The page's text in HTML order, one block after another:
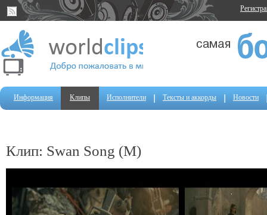
Информация Клипы Исполнители Тексты и аккорды Новости
Клип: Swan Song (M)